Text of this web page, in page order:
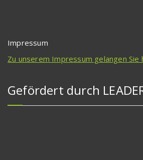
Impressum
Zu unserem Impressum gelangen Sie
Gefördert durch